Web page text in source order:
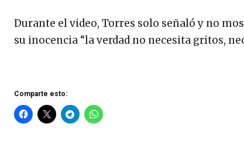
Durante el video, Torres solo señaló y no
su inocencia “la verdad no necesita gritos,
Comparte esto: